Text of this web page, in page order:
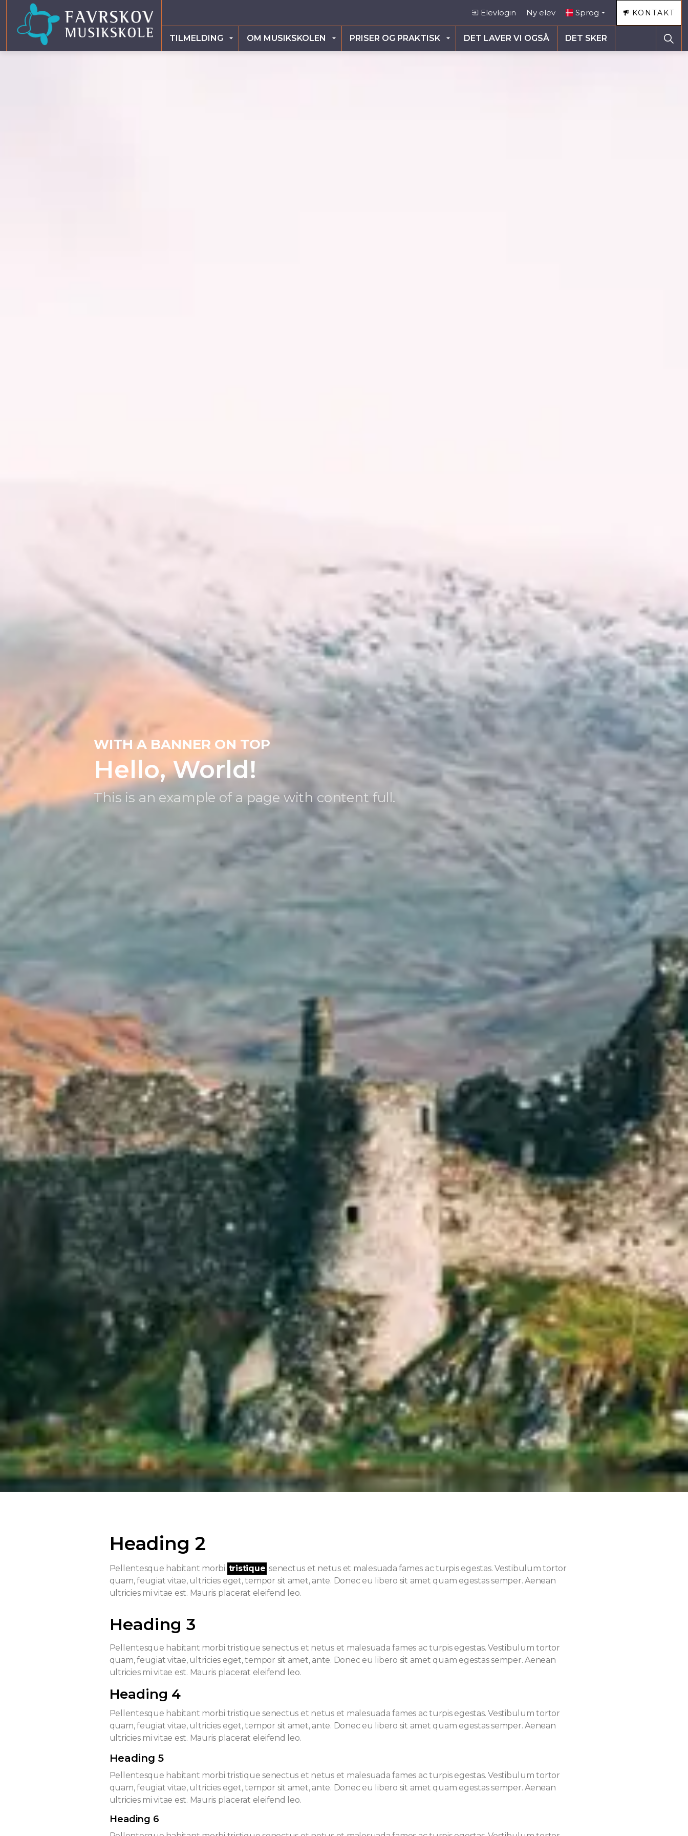
TILMELDING OM MUSIKSKOLEN PRISER OG PRAKTISK DET LAVER VI OGSÅ DET SKER
Elevlogin Ny elev Sprog KONTAKT
WITH A BANNER ON TOP
Hello, World!
This is an example of a page with content full.
Heading 2
Pellentesque habitant morbi tristique senectus et netus et malesuada fames ac turpis egestas. Vestibulum tortor
quam, feugiat vitae, ultricies eget, tempor sit amet, ante. Donec eu libero sit amet quam egestas semper. Aenean
ultricies mi vitae est. Mauris placerat eleifend leo.
Heading 3
Pellentesque habitant morbi tristique senectus et netus et malesuada fames ac turpis egestas. Vestibulum tortor
quam, feugiat vitae, ultricies eget, tempor sit amet, ante. Donec eu libero sit amet quam egestas semper. Aenean
ultricies mi vitae est. Mauris placerat eleifend leo.
Heading 4
Pellentesque habitant morbi tristique senectus et netus et malesuada fames ac turpis egestas. Vestibulum tortor
quam, feugiat vitae, ultricies eget, tempor sit amet, ante. Donec eu libero sit amet quam egestas semper. Aenean
ultricies mi vitae est. Mauris placerat eleifend leo.
Heading 5
Pellentesque habitant morbi tristique senectus et netus et malesuada fames ac turpis egestas. Vestibulum tortor
quam, feugiat vitae, ultricies eget, tempor sit amet, ante. Donec eu libero sit amet quam egestas semper. Aenean
ultricies mi vitae est. Mauris placerat eleifend leo.
Heading 6